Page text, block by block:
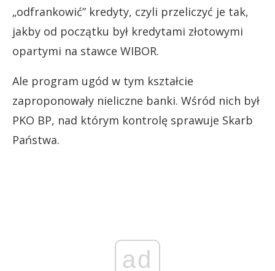
„odfrankowić” kredyty, czyli przeliczyć je tak,
jakby od początku był kredytami złotowymi
opartymi na stawce WIBOR.
Ale program ugód w tym kształcie
zaproponowały nieliczne banki. Wśród nich był
PKO BP, nad którym kontrolę sprawuje Skarb
Państwa.
ad